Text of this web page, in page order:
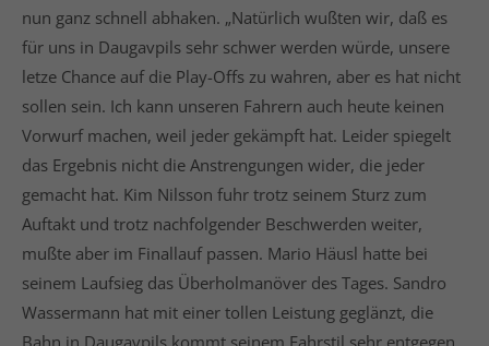
nun ganz schnell abhaken. „Natürlich wußten wir, daß es
für uns in Daugavpils sehr schwer werden würde, unsere
letze Chance auf die Play-Offs zu wahren, aber es hat nicht
sollen sein. Ich kann unseren Fahrern auch heute keinen
Vorwurf machen, weil jeder gekämpft hat. Leider spiegelt
das Ergebnis nicht die Anstrengungen wider, die jeder
gemacht hat. Kim Nilsson fuhr trotz seinem Sturz zum
Auftakt und trotz nachfolgender Beschwerden weiter,
mußte aber im Finallauf passen. Mario Häusl hatte bei
seinem Laufsieg das Überholmanöver des Tages. Sandro
Wassermann hat mit einer tollen Leistung geglänzt, die
Bahn in Daugavpils kommt seinem Fahrstil sehr entgegen.